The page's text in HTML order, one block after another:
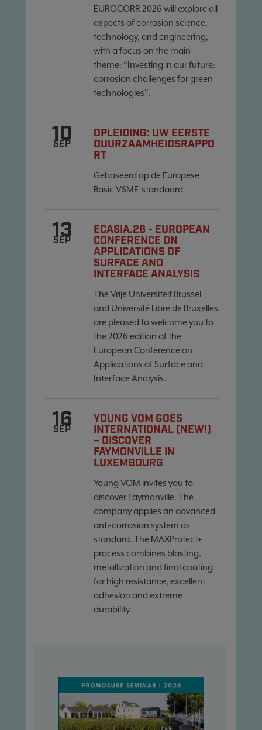
EUROCORR 2026 will explore all
aspects of corrosion science,
technology, and engineering,
with a focus on the main
theme: “Investing in our future:
corrosion challenges for green
technologies”.
10
SEP
OPLEIDING: UW EERSTE
DUURZAAMHEIDSRAPPO
RT
Gebaseerd op de Europese
Basic VSME-standaard
13
SEP
ECASIA.26 - EUROPEAN
CONFERENCE ON
APPLICATIONS OF
SURFACE AND
INTERFACE ANALYSIS
The Vrije Universiteit Brussel
and Université Libre de Bruxelles
are pleased to welcome you to
the 2026 edition of the
European Conference on
Applications of Surface and
Interface Analysis.
16
SEP
YOUNG VOM GOES
INTERNATIONAL (NEW!)
– DISCOVER
FAYMONVILLE IN
LUXEMBOURG
Young VOM invites you to
discover Faymonville. The
company applies an advanced
anti-corrosion system as
standard. The MAXProtect+
process combines blasting,
metallization and final coating
for high resistance, excellent
adhesion and extreme
durability.